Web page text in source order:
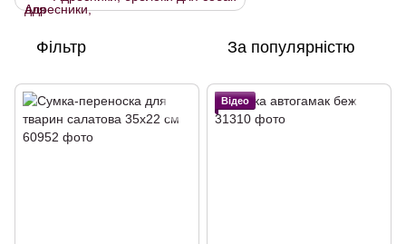
Фільтр За популярністю
Відео